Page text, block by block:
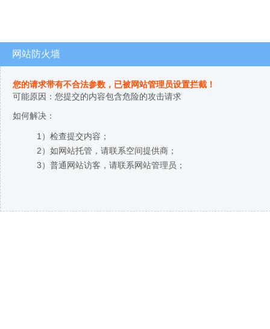
网站防火墙
您的请求带有不合法参数，已被网站管理员设置拦截！
可能原因：您提交的内容包含危险的攻击请求
如何解决：
1）检查提交内容；
2）如网站托管，请联系空间提供商；
3）普通网站访客，请联系网站管理员；